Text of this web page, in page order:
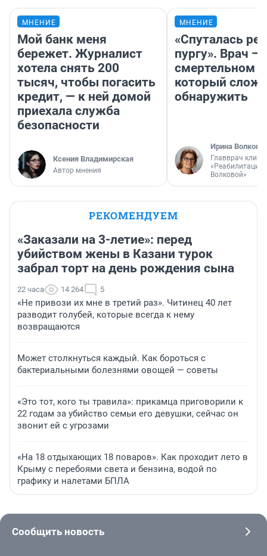
МНЕНИЕ
Мой банк меня
бережет. Журналист
хотела снять 200
тысяч, чтобы погасить
кредит, — к ней домой
приехала служба
безопасности
Ксения Владимирская
Автор мнения
МНЕНИЕ
«Спуталась
пургу». Врач —
смертельном
который
обнаружить
Ирина Волкова
Главврач
«Реабилитация
Волковой»
РЕКОМЕНДУЕМ
«Заказали на 3-летие»: перед
убийством жены в Казани турок
забрал торт на день рождения сына
22 часа 14 264 5
«Не привози их мне в третий раз». Читинец 40 лет
разводит голубей, которые всегда к нему
возвращаются
Может столкнуться каждый. Как бороться с
бактериальными болезнями овощей — советы
«Это тот, кого ты травила»: прикамца приговорили к
22 годам за убийство семьи его девушки, сейчас он
звонит ей с угрозами
«На 18 отдыхающих 18 поваров». Как проходит лето в
Крыму с перебоями света и бензина, водой по
графику и налетами БПЛА
Сообщить новость